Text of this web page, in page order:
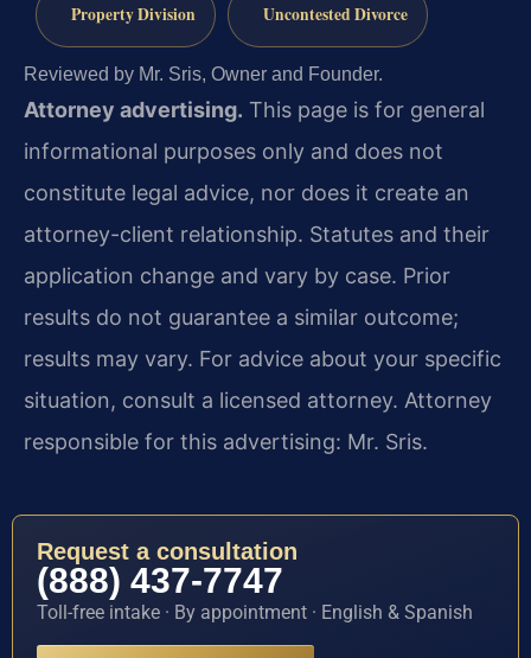
Property Division Uncontested Divorce
Reviewed by Mr. Sris, Owner and Founder.
Attorney advertising. This page is for general
informational purposes only and does not
constitute legal advice, nor does it create an
attorney-client relationship. Statutes and their
application change and vary by case. Prior
results do not guarantee a similar outcome;
results may vary. For advice about your specific
situation, consult a licensed attorney. Attorney
responsible for this advertising: Mr. Sris.
Request a consultation
(888) 437-7747
Toll-free intake · By appointment · English & Spanish